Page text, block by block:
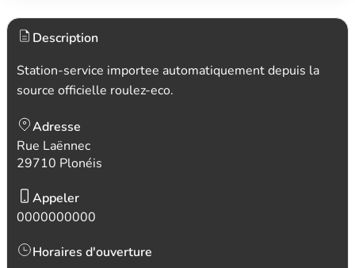
Description
Station-service importee automatiquement depuis la
source officielle roulez-eco.
Adresse
Rue Laënnec
29710 Plonéis
Appeler
0000000000
Horaires d'ouverture